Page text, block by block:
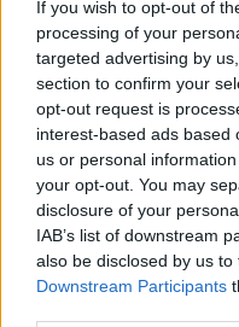
If you wish to opt-out of
processing of your
targeted advertising by
section to confirm your
opt-out request is
interest-based ads based
us or personal
your opt-out. You may
disclosure of your
IAB’s list of downstream
also be disclosed by us
Downstream Participants
capacités, souvent
autres. Leur exemple
de développer une
concentrant sur nos
imperfections.
La bienveillance
Les enfants sont
des autres. Leur
même à un jeune âge,